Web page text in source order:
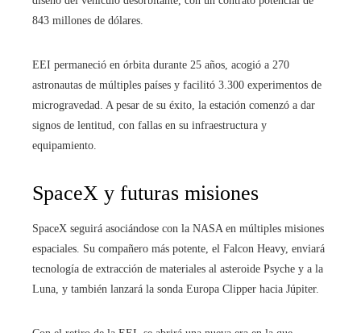
843 millones de dólares.
EEI permaneció en órbita durante 25 años, acogió a 270
astronautas de múltiples países y facilitó 3.300 experimentos de
microgravedad. A pesar de su éxito, la estación comenzó a dar
signos de lentitud, con fallas en su infraestructura y
equipamiento.
SpaceX y futuras misiones
SpaceX seguirá asociándose con la NASA en múltiples misiones
espaciales. Su compañero más potente, el Falcon Heavy, enviará
tecnología de extracción de materiales al asteroide Psyche y a la
Luna, y también lanzará la sonda Europa Clipper hacia Júpiter.